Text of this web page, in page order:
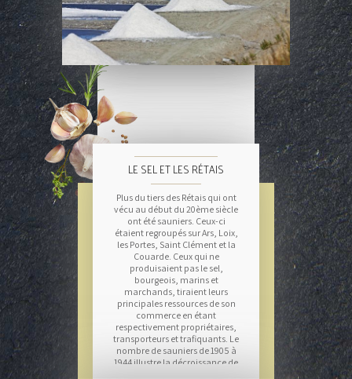
LE SEL ET LES RÉTAIS
Plus du tiers des Rétais qui ont
vécu au début du 20ème siècle
ont été sauniers. Ceux-ci
étaient regroupés sur Ars, Loix,
les Portes, Saint Clément et la
Couarde. Ceux qui ne
produisaient pas le sel,
bourgeois, marins et
marchands, tiraient leurs
principales ressources de son
commerce en étant
respectivement propriétaires,
transporteurs et trafiquants. Le
nombre de sauniers de 1905 à
1944 illustre la décroissance de